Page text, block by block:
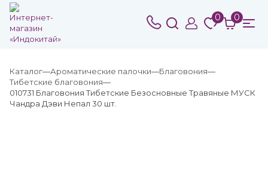
0 0
Каталог Ароматические палочки
Благовония
Тибетские благовония
010731 Благовония Тибетские Безосновные Травяные МУСК
Чандра Дэви Непал 30 шт.